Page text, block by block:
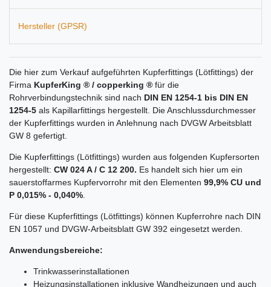
Hersteller (GPSR)
Die hier zum Verkauf aufgeführten Kupferfittings (Lötfittings) der
Firma KupferKing ® / copperking ® für die
Rohrverbindungstechnik sind nach DIN EN 1254-1 bis DIN EN
1254-5 als Kapillarfittings hergestellt. Die Anschlussdurchmesser
der Kupferfittings wurden in Anlehnung nach DVGW Arbeitsblatt
GW 8 gefertigt.
Die Kupferfittings (Lötfittings) wurden aus folgenden Kupfersorten
hergestellt: CW 024 A / C 12 200. Es handelt sich hier um ein
sauerstoffarmes Kupfervorrohr mit den Elementen 99,9% CU und
P 0,015% - 0,040%.
Für diese Kupferfittings (Lötfittings) können Kupferrohre nach DIN
EN 1057 und DVGW-Arbeitsblatt GW 392 eingesetzt werden.
Anwendungsbereiche:
Trinkwasserinstallationen
Heizungsinstallationen inklusive Wandheizungen und auch